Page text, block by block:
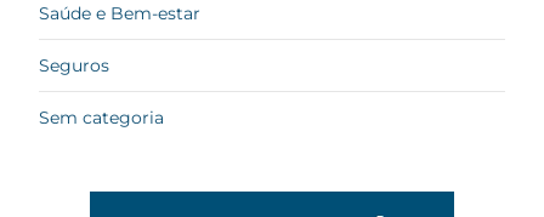
Saúde e Bem-estar
Seguros
Sem categoria